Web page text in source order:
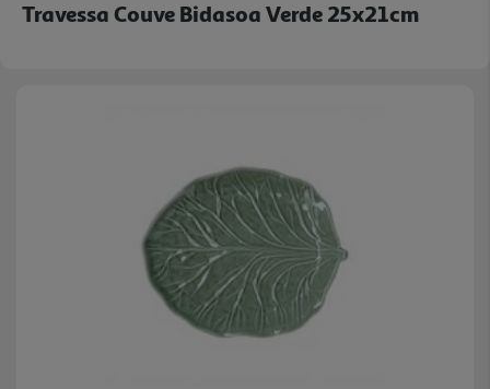
Travessa Couve Bidasoa Verde 25x21cm